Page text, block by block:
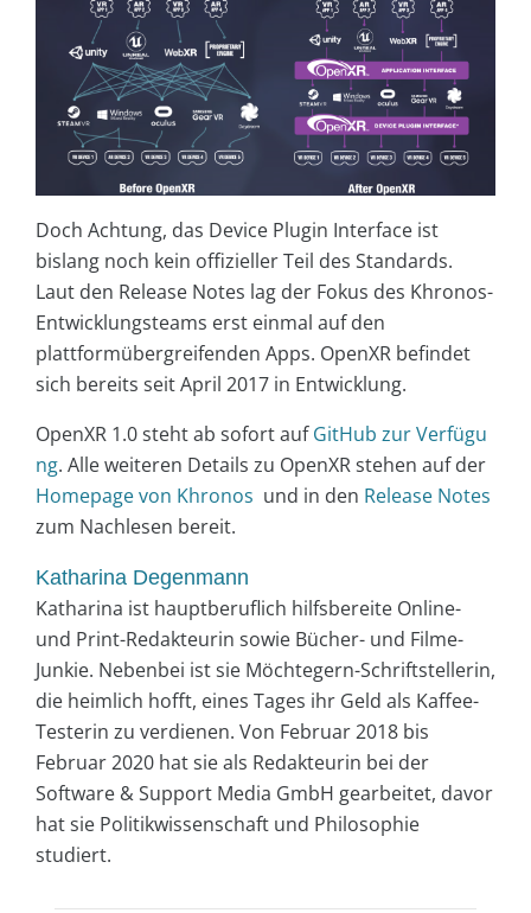
Doch Achtung, das Device Plugin Interface ist
bislang noch kein offizieller Teil des Standards.
Laut den Release Notes lag der Fokus des Khronos-
Entwicklungsteams erst einmal auf den
plattformübergreifenden Apps. OpenXR befindet
sich bereits seit April 2017 in Entwicklung.
OpenXR 1.0 steht ab sofort aufGitHub zur Verfügu
ng. Alle weiteren Details zu OpenXR stehen auf der
Homepage von Khronos und in den Release Notes
zum Nachlesen bereit.
Katharina Degenmann
Katharina ist hauptberuflich hilfsbereite Online-
und Print-Redakteurin sowie Bücher- und Filme-
Junkie. Nebenbei ist sie Möchtegern-Schriftstellerin,
die heimlich hofft, eines Tages ihr Geld als Kaffee-
Testerin zu verdienen. Von Februar 2018 bis
Februar 2020 hat sie als Redakteurin bei der
Software & Support Media GmbH gearbeitet, davor
hat sie Politikwissenschaft und Philosophie
studiert.